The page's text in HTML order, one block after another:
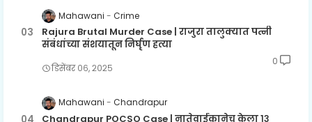
Mahawani Crime
Rajura Brutal Murder Case | राजुरा तालुक्यात पत्नी
संबंधांच्या संशयातून निर्घृण हत्या
डिसेंबर ०६, २०२५
0
Mahawani Chandrapur
Chandrapur POCSO Case | नातेवाईकानेच केला १३